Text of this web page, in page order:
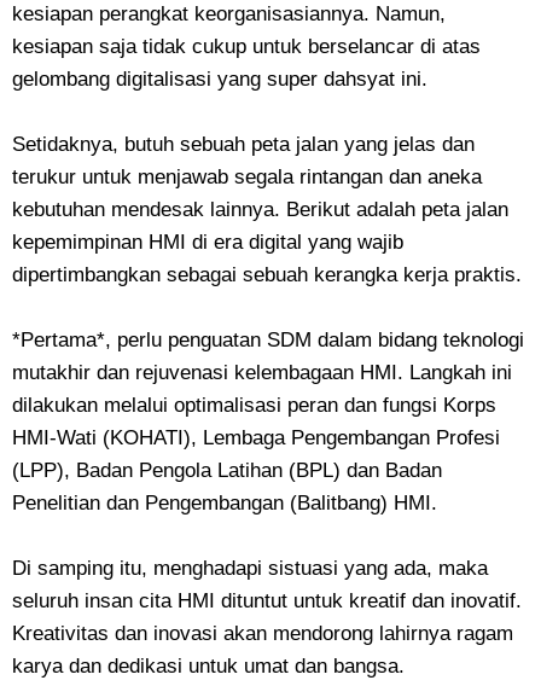
kesiapan perangkat keorganisasiannya. Namun,
kesiapan saja tidak cukup untuk berselancar di atas
gelombang digitalisasi yang super dahsyat ini.
Setidaknya, butuh sebuah peta jalan yang jelas dan
terukur untuk menjawab segala rintangan dan aneka
kebutuhan mendesak lainnya. Berikut adalah peta jalan
kepemimpinan HMI di era digital yang wajib
dipertimbangkan sebagai sebuah kerangka kerja praktis.
*Pertama*, perlu penguatan SDM dalam bidang teknologi
mutakhir dan rejuvenasi kelembagaan HMI. Langkah ini
dilakukan melalui optimalisasi peran dan fungsi Korps
HMI-Wati (KOHATI), Lembaga Pengembangan Profesi
(LPP), Badan Pengola Latihan (BPL) dan Badan
Penelitian dan Pengembangan (Balitbang) HMI.
Di samping itu, menghadapi sistuasi yang ada, maka
seluruh insan cita HMI dituntut untuk kreatif dan inovatif.
Kreativitas dan inovasi akan mendorong lahirnya ragam
karya dan dedikasi untuk umat dan bangsa.